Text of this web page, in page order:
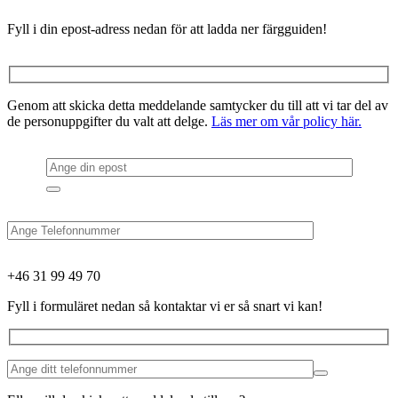
Fyll i din epost-adress nedan för att ladda ner färgguiden!
Genom att skicka detta meddelande samtycker du till att vi tar del av
de personuppgifter du valt att delge. Läs mer om vår policy här.
+46 31 99 49 70
Fyll i formuläret nedan så kontaktar vi er så snart vi kan!